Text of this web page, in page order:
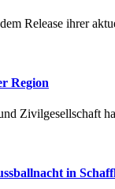
Release ihrer
Region
Zivilgesellschaft
in